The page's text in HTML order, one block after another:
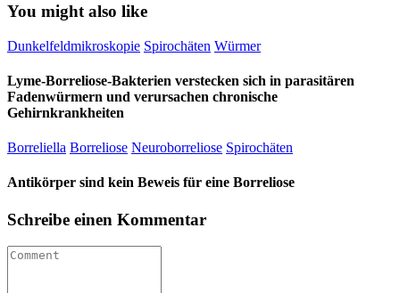
You might also like
Dunkelfeldmikroskopie Spirochäten Würmer
Lyme-Borreliose-Bakterien verstecken sich in parasitären
Fadenwürmern und verursachen chronische
Gehirnkrankheiten
Borreliella Borreliose Neuroborreliose Spirochäten
Antikörper sind kein Beweis für eine Borreliose
Schreibe einen Kommentar